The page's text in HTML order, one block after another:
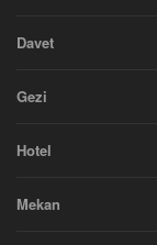
Davet
Gezi
Hotel
Mekan